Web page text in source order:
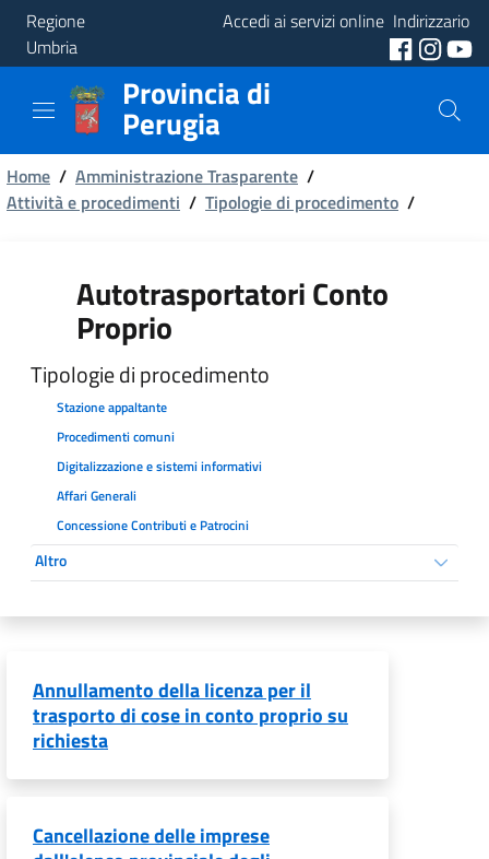
Regione
Umbria
Accedi ai servizi online Indirizzario
Provincia
Aree
Tematiche
Provincia di
Perugia
Briciole
di
Home / Amministrazione Trasparente /
Attività e procedimenti / Tipologie di procedimento /
Autotrasportatori Conto
Proprio
Tipologie di procedimento
Stazione appaltante
Procedimenti comuni
Digitalizzazione e sistemi informativi
Affari Generali
Concessione Contributi e Patrocini
Altro
Annullamento della licenza per il
trasporto di cose in conto proprio su
richiesta
Cancellazione delle imprese